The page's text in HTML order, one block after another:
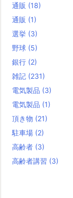
通販 (18)
通販 (1)
選挙 (3)
野球 (5)
銀行 (2)
雑記 (231)
電気製品 (3)
電気製品 (1)
頂き物 (21)
駐車場 (2)
高齢者 (3)
高齢者講習 (3)